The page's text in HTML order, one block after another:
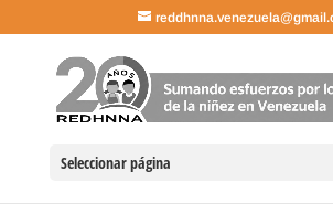
Seleccionar página